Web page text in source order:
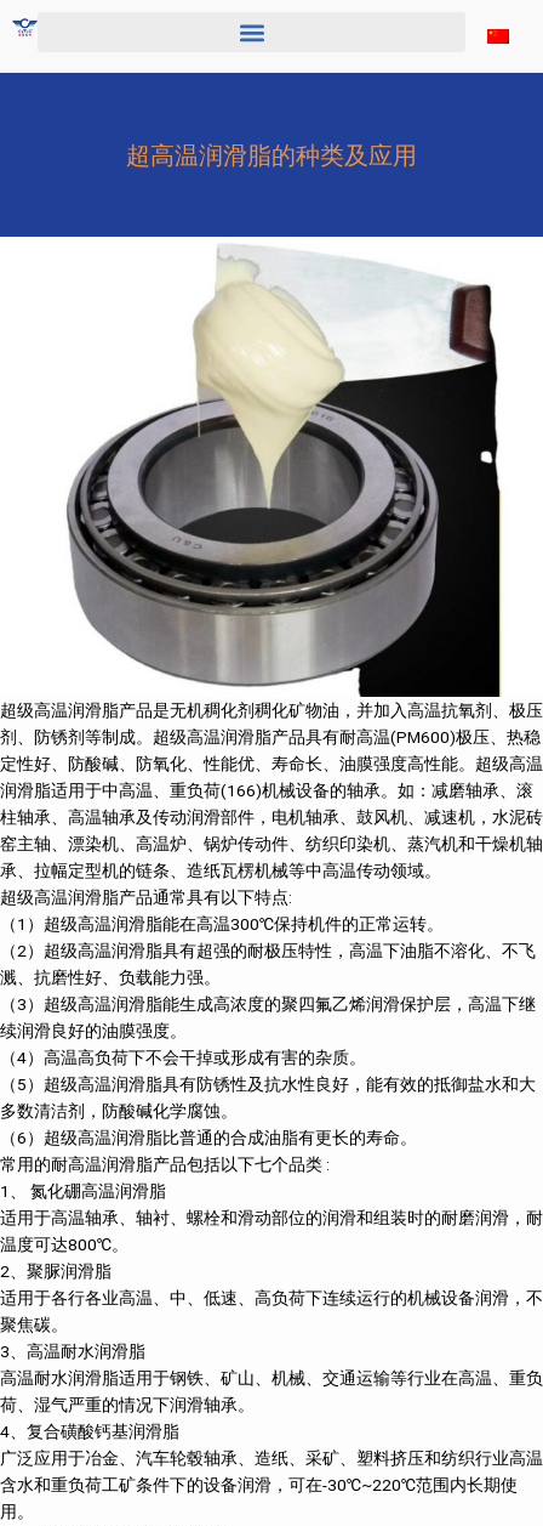
超高温润滑脂的种类及应用
超级高温润滑脂产品是无机稠化剂稠化矿物油，并加入高温抗氧剂、极压
剂、防锈剂等制成。超级高温润滑脂产品具有耐高温(PM600)极压、热稳
定性好、防酸碱、防氧化、性能优、寿命长、油膜强度高性能。超级高温
润滑脂适用于中高温、重负荷(166)机械设备的轴承。如：减磨轴承、滚
柱轴承、高温轴承及传动润滑部件，电机轴承、鼓风机、减速机，水泥砖
窑主轴、漂染机、高温炉、锅炉传动件、纺织印染机、蒸汽机和干燥机轴
承、拉幅定型机的链条、造纸瓦楞机械等中高温传动领域。
超级高温润滑脂产品通常具有以下特点:
（1）超级高温润滑脂能在高温300℃保持机件的正常运转。
（2）超级高温润滑脂具有超强的耐极压特性，高温下油脂不溶化、不飞
溅、抗磨性好、负载能力强。
（3）超级高温润滑脂能生成高浓度的聚四氟乙烯润滑保护层，高温下继
续润滑良好的油膜强度。
（4）高温高负荷下不会干掉或形成有害的杂质。
（5）超级高温润滑脂具有防锈性及抗水性良好，能有效的抵御盐水和大
多数清洁剂，防酸碱化学腐蚀。
（6）超级高温润滑脂比普通的合成油脂有更长的寿命。
常用的耐高温润滑脂产品包括以下七个品类 :
1、 氮化硼高温润滑脂
适用于高温轴承、轴衬、螺栓和滑动部位的润滑和组装时的耐磨润滑，耐
温度可达800℃。
2、聚脲润滑脂
适用于各行各业高温、中、低速、高负荷下连续运行的机械设备润滑，不
聚焦碳。
3、高温耐水润滑脂
高温耐水润滑脂适用于钢铁、矿山、机械、交通运输等行业在高温、重负
荷、湿气严重的情况下润滑轴承。
4、复合磺酸钙基润滑脂
广泛应用于冶金、汽车轮毂轴承、造纸、采矿、塑料挤压和纺织行业高温
含水和重负荷工矿条件下的设备润滑，可在-30℃~220℃范围内长期使
用。